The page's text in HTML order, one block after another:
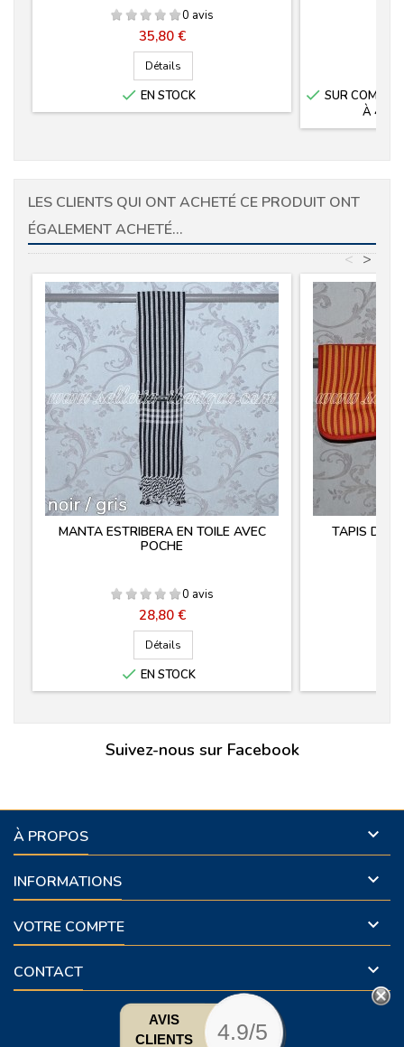
0 avis
Prix
35,80 €
Détails
 EN STOCK  SUR
À 4
LES CLIENTS QUI ONT ACHETÉ CE PRODUIT ONT
ÉGALEMENT ACHETÉ...
>
<
MANTA ESTRIBERA EN TOILE AVEC
POCHE
0 avis
Prix
28,80 €
Détails
 EN STOCK
TAPIS DE
Suivez-nous sur Facebook
À PROPOS 
INFORMATIONS 
VOTRE COMPTE 
CONTACT 
AVIS
CLIENTS
4.9/5